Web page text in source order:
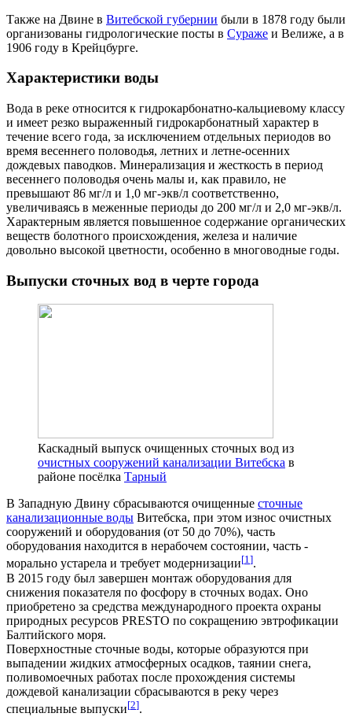
Также на Двине в Витебской губернии были в 1878 году были
организованы гидрологические посты в Сураже и Велиже, а в
1906 году в Крейцбурге.
Характеристики воды
Вода в реке относится к гидрокарбонатно-кальциевому классу
и имеет резко выраженный гидрокарбонатный характер в
течение всего года, за исключением отдельных периодов во
время весеннего половодья, летних и летне-осенних
дождевых паводков. Минерализация и жесткость в период
весеннего половодья очень малы и, как правило, не
превышают 86 мг/л и 1,0 мг-экв/л соответственно,
увеличиваясь в меженные периоды до 200 мг/л и 2,0 мг-экв/л.
Характерным является повышенное содержание органических
веществ болотного происхождения, железа и наличие
довольно высокой цветности, особенно в многоводные годы.
Выпуски сточных вод в черте города
Каскадный выпуск очищенных сточных вод из
очистных сооружений канализации Витебска в
районе посёлка Тарный
В Западную Двину сбрасываются очищенные сточные
канализационные воды Витебска, при этом износ очистных
сооружений и оборудования (от 50 до 70%), часть
оборудования находится в нерабочем состоянии, часть -
морально устарела и требует модернизации[1].
В 2015 году был завершен монтаж оборудования для
снижения показателя по фосфору в сточных водах. Оно
приобретено за средства международного проекта охраны
природных ресурсов PRESTO по сокращению эвтрофикации
Балтийского моря.
Поверхностные сточные воды, которые образуются при
выпадении жидких атмосферных осадков, таянии снега,
поливомоечных работах после прохождения системы
дождевой канализации сбрасываются в реку через
специальные выпуски[2].